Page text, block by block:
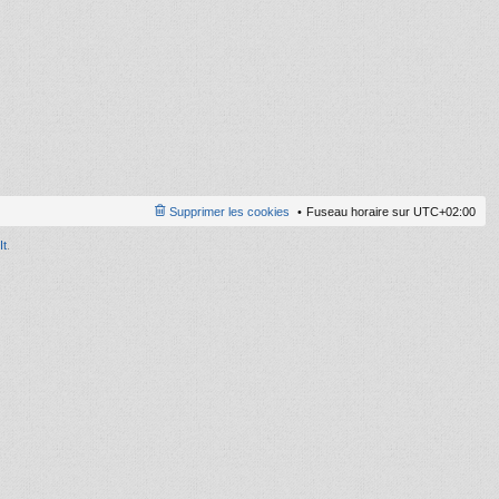
Fuseau horaire sur UTC+02:00
Supprimer les cookies